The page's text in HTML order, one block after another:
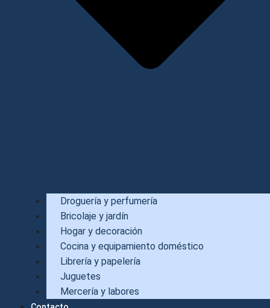
Droguería y perfumería
Bricolaje y jardín
Hogar y decoración
Cocina y equipamiento doméstico
Librería y papelería
Juguetes
Mercería y labores